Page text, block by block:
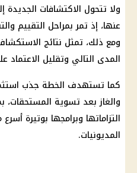
ولا تتحول الاكتشافات الجديدة
عنها، إذ تمر بمراحل التقييم
ومع ذلك، تمثل نتائج
المدى التالي وتقليل الاعتماد
كما تستهدف الخطة جذب
والغاز بعد تسوية المستحقات،
التزاماتها وبرامجها بوتيرة
المديونيات.